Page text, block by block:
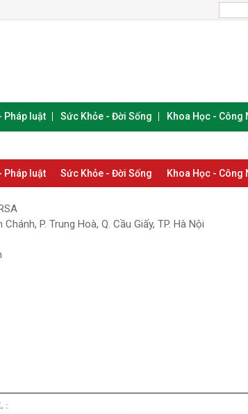
Pháp luật Sức Khỏe - Đời Sống Khoa Học - Công
Pháp luật Sức Khỏe - Đời Sống Khoa Học - Công
P. Trung Hoà, Q. Cầu Giấy, TP. Hà Nội
: